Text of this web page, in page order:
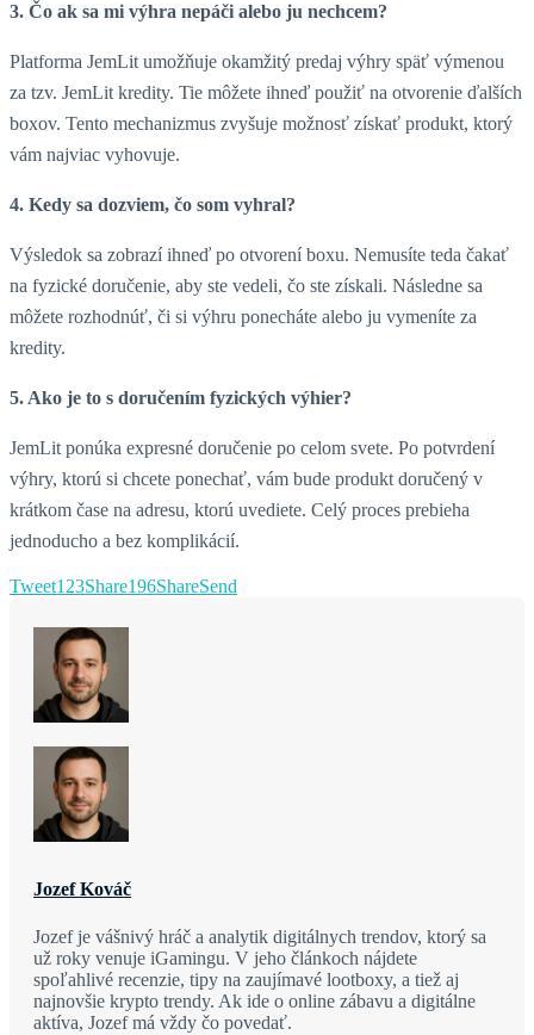
3. Čo ak sa mi výhra nepáči alebo ju nechcem?
Platforma JemLit umožňuje okamžitý predaj výhry späť výmenou
za tzv. JemLit kredity. Tie môžete ihneď použiť na otvorenie ďalších
boxov. Tento mechanizmus zvyšuje možnosť získať produkt, ktorý
vám najviac vyhovuje.
4. Kedy sa dozviem, čo som vyhral?
Výsledok sa zobrazí ihneď po otvorení boxu. Nemusíte teda čakať
na fyzické doručenie, aby ste vedeli, čo ste získali. Následne sa
môžete rozhodnúť, či si výhru ponecháte alebo ju vymeníte za
kredity.
5. Ako je to s doručením fyzických výhier?
JemLit ponúka expresné doručenie po celom svete. Po potvrdení
výhry, ktorú si chcete ponechať, vám bude produkt doručený v
krátkom čase na adresu, ktorú uvediete. Celý proces prebieha
jednoducho a bez komplikácií.
Tweet123Share196ShareSend
Jozef Kováč
Jozef je vášnivý hráč a analytik digitálnych trendov, ktorý sa
už roky venuje iGamingu. V jeho článkoch nájdete
spoľahlivé recenzie, tipy na zaujímavé lootboxy, a tiež aj
najnovšie krypto trendy. Ak ide o online zábavu a digitálne
aktíva, Jozef má vždy čo povedať.